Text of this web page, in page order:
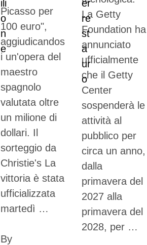
Picasso per
100 euro",
aggiudicandos
i un'opera del
maestro
spagnolo
valutata oltre
un milione di
dollari. Il
sorteggio da
Christie's La
vittoria è stata
ufficializzata
martedì …
By
La Getty
Foundation ha
annunciato
ufficialmente
che il Getty
Center
sospenderà le
attività al
pubblico per
circa un anno,
dalla
primavera del
2027 alla
primavera del
2028, per …